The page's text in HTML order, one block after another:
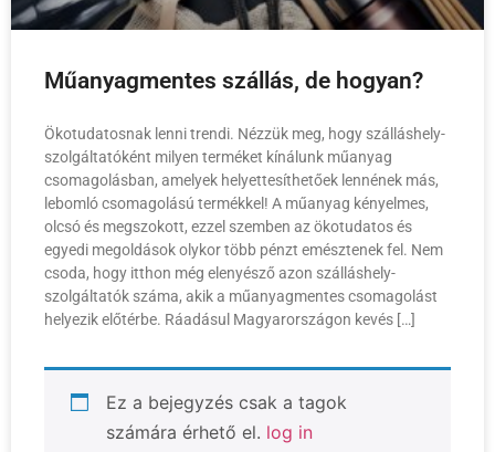
Műanyagmentes szállás, de hogyan?
Ökotudatosnak lenni trendi. Nézzük meg, hogy szálláshely-
szolgáltatóként milyen terméket kínálunk műanyag
csomagolásban, amelyek helyettesíthetőek lennének más,
lebomló csomagolású termékkel! A műanyag kényelmes,
olcsó és megszokott, ezzel szemben az ökotudatos és
egyedi megoldások olykor több pénzt emésztenek fel. Nem
csoda, hogy itthon még elenyésző azon szálláshely-
szolgáltatók száma, akik a műanyagmentes csomagolást
helyezik előtérbe. Ráadásul Magyarországon kevés […]
Ez a bejegyzés csak a tagok
számára érhető el. log in